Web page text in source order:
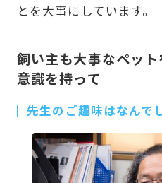
とを大事にしています。
飼い主も大事なペッ
意識を持って
先生のご趣味はなんで